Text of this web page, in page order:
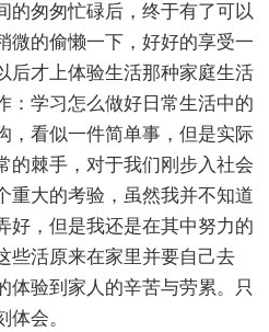
的匆匆忙碌后，终于有了可以
微的偷懒一下，好好的享受一
后才上体验生活那种家庭生活
：学习怎么做好日常生活中的
，看似一件简单事，但是实际
的棘手，对于我们刚步入社会
重大的考验，虽然我并不知道
好，但是我还是在其中努力的
些活原来在家里并要自己去
体验到家人的辛苦与劳累。只
会。